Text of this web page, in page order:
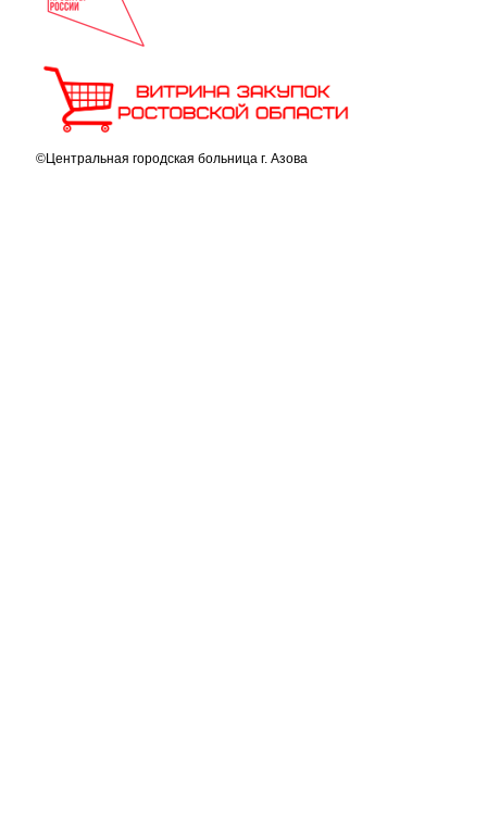
©Центральная городская больница г. Азова